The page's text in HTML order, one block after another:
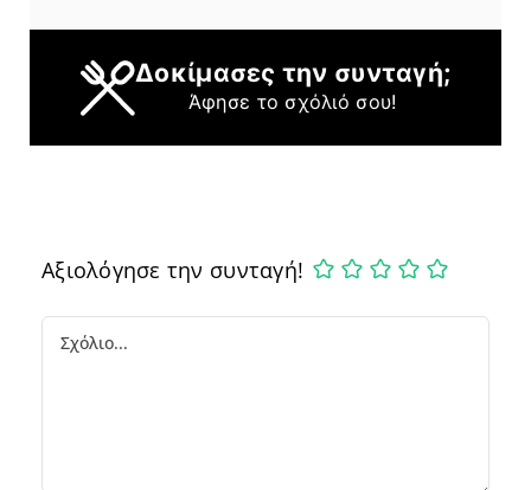
Δοκίμασες την συνταγή;
Άφησε το σχόλιό σου!
Αξιολόγησε την συνταγή!
Comment